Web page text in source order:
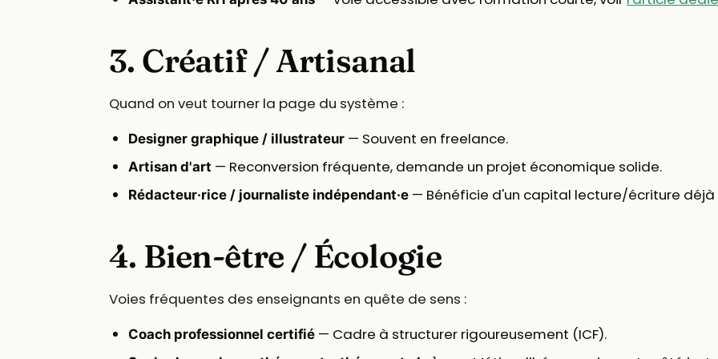
3. Créatif / Artisanal
Quand on veut tourner la page du système :
Designer graphique / illustrateur — Souvent en freelance.
Artisan d'art — Reconversion fréquente, demande un projet économique solide.
Rédacteur·rice / journaliste indépendant·e — Bénéficie d'un capital lecture/écriture déjà
4. Bien-être / Écologie
Voies fréquentes des enseignants en quête de sens :
Coach professionnel certifié — Cadre à structurer rigoureusement (ICF).